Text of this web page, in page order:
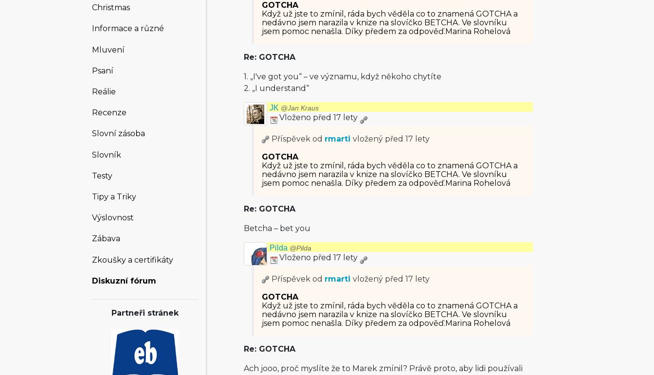
Christmas
Informace a různé
Mluvení
Psaní
Reálie
Recenze
Slovní zásoba
Slovník
Testy
Tipy a Triky
Výslovnost
Zábava
Zkoušky a certifikáty
Diskuzní fórum
Partneři stránek
GOTCHA
Když už jste to zmínil, ráda bych věděla co to znamená GOTCHA a
nedávno jsem narazila v knize na slovíčko BETCHA. Ve slovníku
jsem pomoc nenašla. Díky předem za odpověď.Marina Rohelová
Re: GOTCHA
1. „I've got you“ – ve významu, když někoho chytíte
2. „I understand“
JK @Jan Kraus
Vloženo před 17 lety
Příspěvek od rmarti vložený před 17 lety
GOTCHA
Když už jste to zmínil, ráda bych věděla co to znamená GOTCHA a
nedávno jsem narazila v knize na slovíčko BETCHA. Ve slovníku
jsem pomoc nenašla. Díky předem za odpověď.Marina Rohelová
Re: GOTCHA
Betcha – bet you
Pilda @Pilda
Vloženo před 17 lety
Příspěvek od rmarti vložený před 17 lety
GOTCHA
Když už jste to zmínil, ráda bych věděla co to znamená GOTCHA a
nedávno jsem narazila v knize na slovíčko BETCHA. Ve slovníku
jsem pomoc nenašla. Díky předem za odpověď.Marina Rohelová
Re: GOTCHA
Ach jooo, proč myslíte že to Marek zmínil? Právě proto, aby lidi používali